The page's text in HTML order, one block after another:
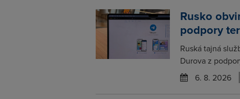
Rusko
podpory
Ruská tajná
Durova z
6. 8. 2026